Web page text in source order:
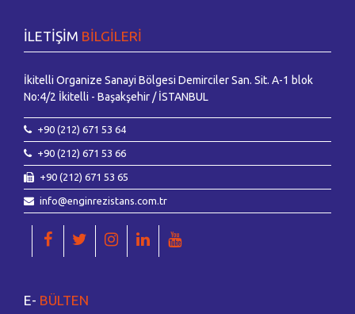
İLETİŞİM BİLGİLERİ
İkitelli Organize Sanayi Bölgesi Demirciler San. Sit. A-1 blok
No:4/2 İkitelli - Başakşehir / İSTANBUL
+90 (212) 671 53 64
+90 (212) 671 53 66
+90 (212) 671 53 65
info@enginrezistans.com.tr
E- BÜLTEN